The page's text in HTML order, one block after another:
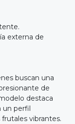
externa de
buscan una
de
destaca
un perfil
vibrantes.